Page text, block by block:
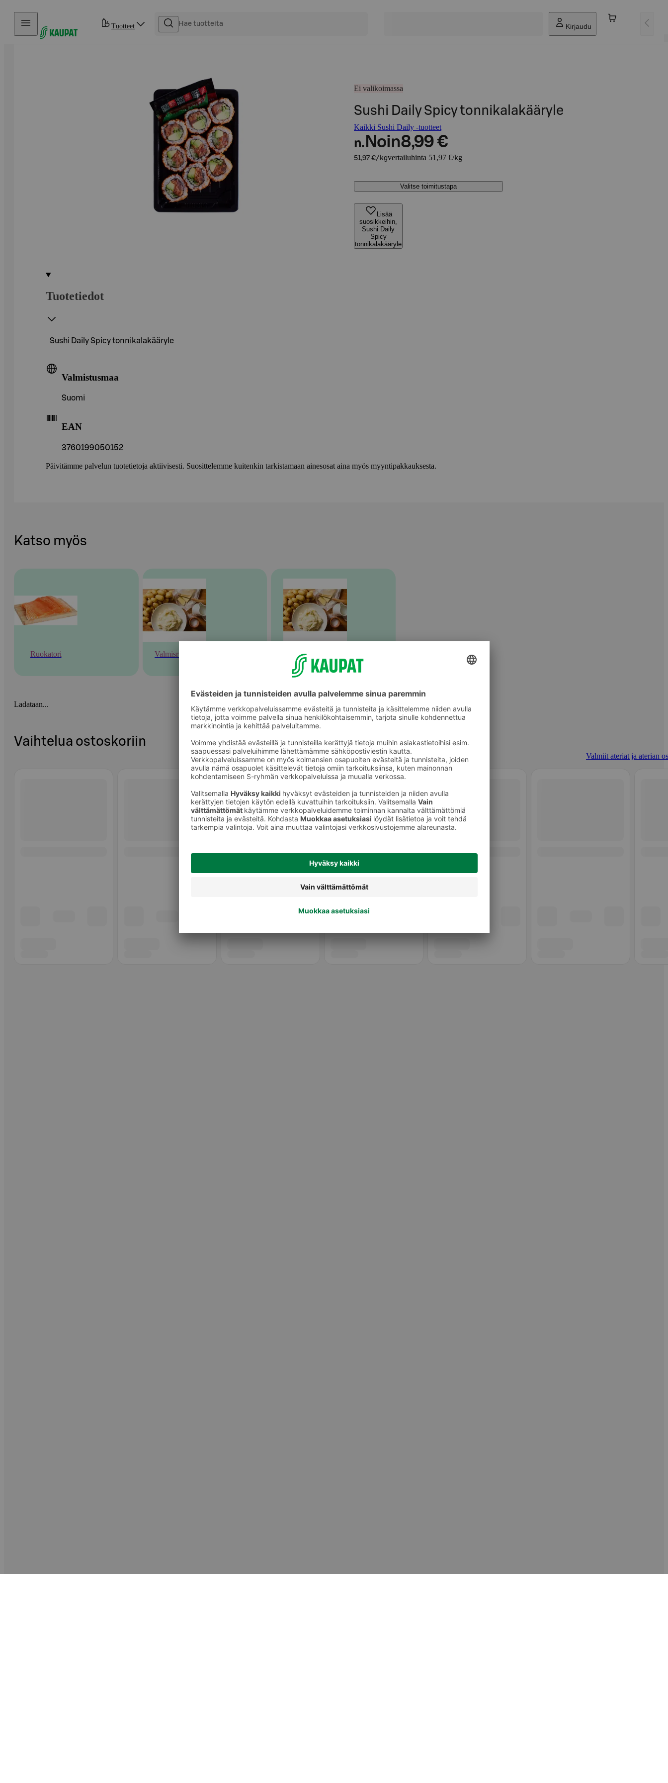
Hyppää sisältöön
Tuotteet Kirjaudu
Ei valikoimassa
Sushi Daily Spicy tonnikalakääryle
Kaikki Sushi Daily -tuotteet
n. Noin8,99 €
51,97 €/kgvertailuhinta 51,97 €/kg
Valitse toimitustapa
Lisää
suosikkeihin,
Sushi Daily
Spicy
tonnikalakääryle
Tuotetiedot
Sushi Daily Spicy tonnikalakääryle
Valmistusmaa
Suomi
EAN
3760199050152
Päivitämme palvelun tuotetietoja aktiivisesti. Suosittelemme kuitenkin tarkistamaan ainesosat aina myös myyntipakkauksesta.
Katso myös
Ruokatori Valmisruoka Valmiit ateriat ja aterian osat
Ladataan...
Vaihtelua ostoskoriin
Valmiit ateriat ja aterian